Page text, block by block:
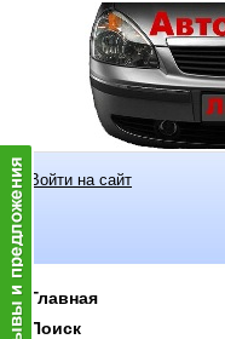
Войти на сайт
Главная
Поиск